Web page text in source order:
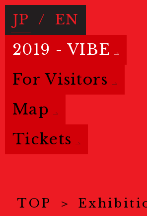
JP / EN
2019 - VIBE
For Visitors
Map
Tickets
TOP
Basic info